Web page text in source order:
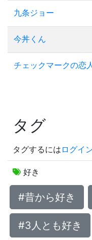
九条ジョー
今丼くん
チェックマークの恋
タグ
タグするには ログイ
好き
#昔から好き
#3人とも好き